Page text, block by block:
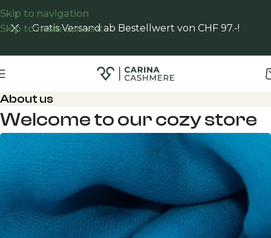
Skip to navigation
Skip to main content
Gratis Versand ab Bestellwert von CHF 97.-!
About us
Welcome to our cozy store